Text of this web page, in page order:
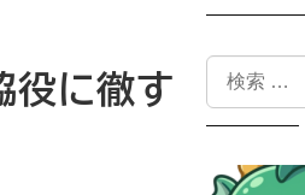
役に徹す
索